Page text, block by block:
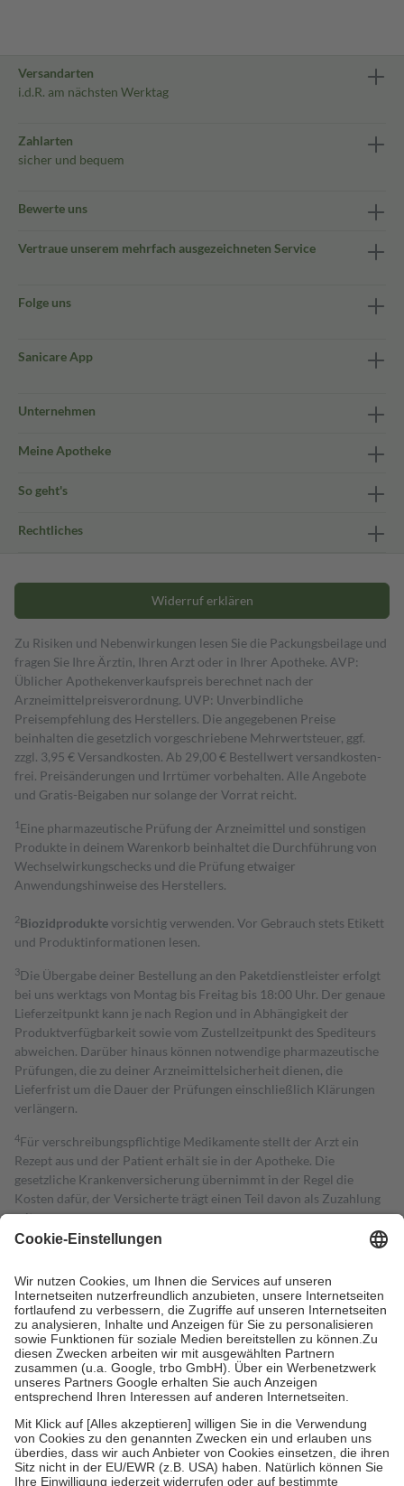
Versandarten
i.d.R. am nächsten Werktag
Zahlarten
sicher und bequem
Bewerte uns
Vertraue unserem mehrfach ausgezeichneten Service
Folge uns
Sanicare App
Unternehmen
Meine Apotheke
So geht's
Rechtliches
Widerruf erklären
Zu Risiken und Nebenwirkungen lesen Sie die Packungsbeilage und
fragen Sie Ihre Ärztin, Ihren Arzt oder in Ihrer Apotheke. AVP:
Üblicher Apothekenverkaufspreis berechnet nach der
Arzneimittelpreisverordnung. UVP: Unverbindliche
Preisempfehlung des Herstellers. Die angegebenen Preise
beinhalten die gesetzlich vorgeschriebene Mehrwertsteuer, ggf.
zzgl. 3,95 € Versandkosten. Ab 29,00 € Bestell­wert versand­kosten­
frei. Preisänderungen und Irrtümer vorbehalten. Alle Angebote
und Gratis-Beigaben nur solange der Vorrat reicht.
1 Eine pharmazeutische Prüfung der Arzneimittel und sonstigen
Produkte in deinem Warenkorb beinhaltet die Durchführung von
Wechselwirkungschecks und die Prüfung etwaiger
Anwendungshinweise des Herstellers.
2Biozidproduktevorsichtig verwenden. Vor Gebrauch stets Etikett
und Produktinformationen lesen.
3Die Übergabe deiner Bestellung an den Paketdienstleister erfolgt
bei uns werktags von Montag bis Freitag bis 18:00 Uhr. Der genaue
Lieferzeitpunkt kann je nach Region und in Abhängigkeit der
Produktverfügbarkeit sowie vom Zustellzeitpunkt des Spediteurs
abweichen. Darüber hinaus können notwendige pharmazeutische
Prüfungen, die zu deiner Arzneimittelsicherheit dienen, die
Lieferfrist um die Dauer der Prüfungen einschließlich Klärungen
verlängern.
4Für verschreibungspflichtige Medikamente stellt der Arzt ein
Rezept aus und der Patient erhält sie in der Apotheke. Die
gesetzliche Krankenversicherung übernimmt in der Regel die
Kosten dafür, der Versicherte trägt einen Teil davon als Zuzahlung
mit.
Grundsätzlich leisten Mitglieder Zuzahlungen in Höhe von zehn
höchstens zehn Euro.
Es sind jedoch nie mehr als die tatsächlichen
Kosten der Leistung zu entrichten.
Diese Regeln gelten grundsätzlich auch für Online-Apotheken.
Bei Heilmitteln und häuslicher Krankenpflege beträgt die
Zuzahlung zehn Prozent der Kosten sowie zehn Euro je
Verordnung.
Um das Engagement der Versicherten für ihre eigene Gesundheit zu
stärken und die besondere Stellung der Familie zu unterstützen,
fallenkeine Zuzahlungenan bei:
• Kindern und Jugendlichen bis zum vollendeten 18. Lebensjahr
mit Ausnahme der Fahrkosten
• Untersuchungen zur Vorsorge und Früherkennung, die von der